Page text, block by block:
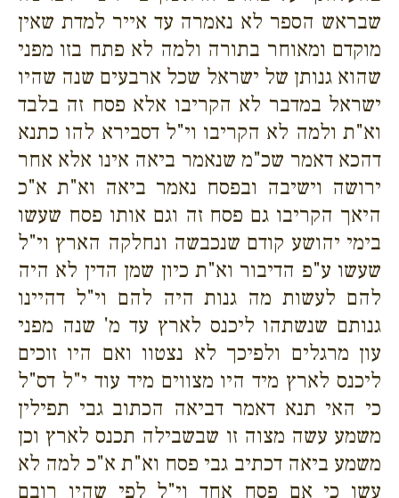
שבראש הספר לא נאמרה עד אייר למדת שאין
מוקדם ומאוחר בתורה ולמה לא פתח בזו מפני
שהוא גנותן של ישראל שכל ארבעים שנה שהיו
ישראל במדבר לא הקריבו אלא פסח זה בלבד
וא"ת ולמה לא הקריבו וי"ל דסבירא להו כתנא
דהכא דאמר שכ"מ שנאמר ביאה אינו אלא אחר
ירושה וישיבה ובפסח נאמר ביאה וא"ת א"כ
היאך הקריבו גם פסח זה וגם אותו פסח שעשו
בימי יהושע קודם שנכבשה ונחלקה הארץ וי"ל
שעשו ע"פ הדיבור וא"ת כיון שמן הדין לא היה
להם לעשות מה גנות היה להם וי"ל דהיינו
גנותם שנשתהו ליכנס לארץ עד מ' שנה מפני
עון מרגלים ולפיכך לא נצטוו ואם היו זוכים
ליכנס לארץ מיד היו מצווים מיד עוד י"ל דס"ל
כי האי תנא דאמר דביאה הכתוב גבי תפילין
משמע עשה מצוה זו שבשבילה תכנס לארץ וכן
משמע ביאה דכתיב גבי פסח וא"ת א"כ למה לא
עשו כי אם פסח אחד וי"ל לפי שהיו רובם